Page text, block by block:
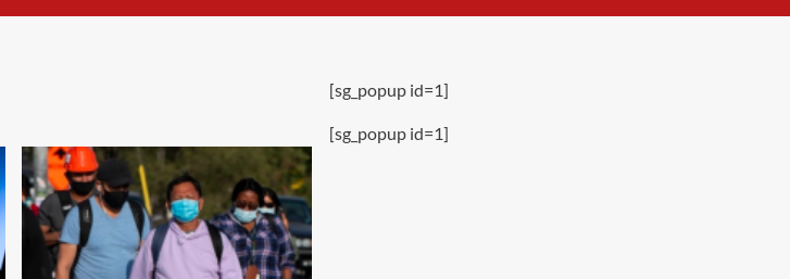
[sg_popup id=1]
[sg_popup id=1]